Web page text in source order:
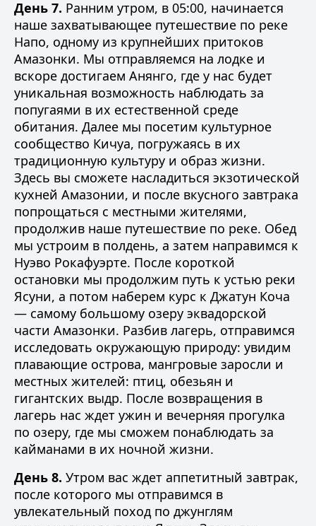
День 7. Ранним утром, в 05:00, начинается
наше захватывающее путешествие по реке
Напо, одному из крупнейших притоков
Амазонки. Мы отправляемся на лодке и
вскоре достигаем Анянго, где у нас будет
уникальная возможность наблюдать за
попугаями в их естественной среде
обитания. Далее мы посетим культурное
сообщество Кичуа, погружаясь в их
традиционную культуру и образ жизни.
Здесь вы сможете насладиться экзотической
кухней Амазонии, и после вкусного завтрака
попрощаться с местными жителями,
продолжив наше путешествие по реке. Обед
мы устроим в полдень, а затем направимся к
Нуэво Рокафуэрте. После короткой
остановки мы продолжим путь к устью реки
Ясуни, а потом наберем курс к Джатун Коча
— самому большому озеру эквадорской
части Амазонки. Разбив лагерь, отправимся
исследовать окружающую природу: увидим
плавающие острова, мангровые заросли и
местных жителей: птиц, обезьян и
гигантских выдр. После возвращения в
лагерь нас ждет ужин и вечерняя прогулка
по озеру, где мы сможем понаблюдать за
кайманами в их ночной жизни.
День 8. Утром вас ждет аппетитный завтрак,
после которого мы отправимся в
увлекательный поход по джунглям